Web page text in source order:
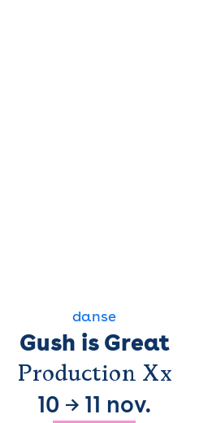
danse
Gush is Great
Production Xx
10 → 11 nov.